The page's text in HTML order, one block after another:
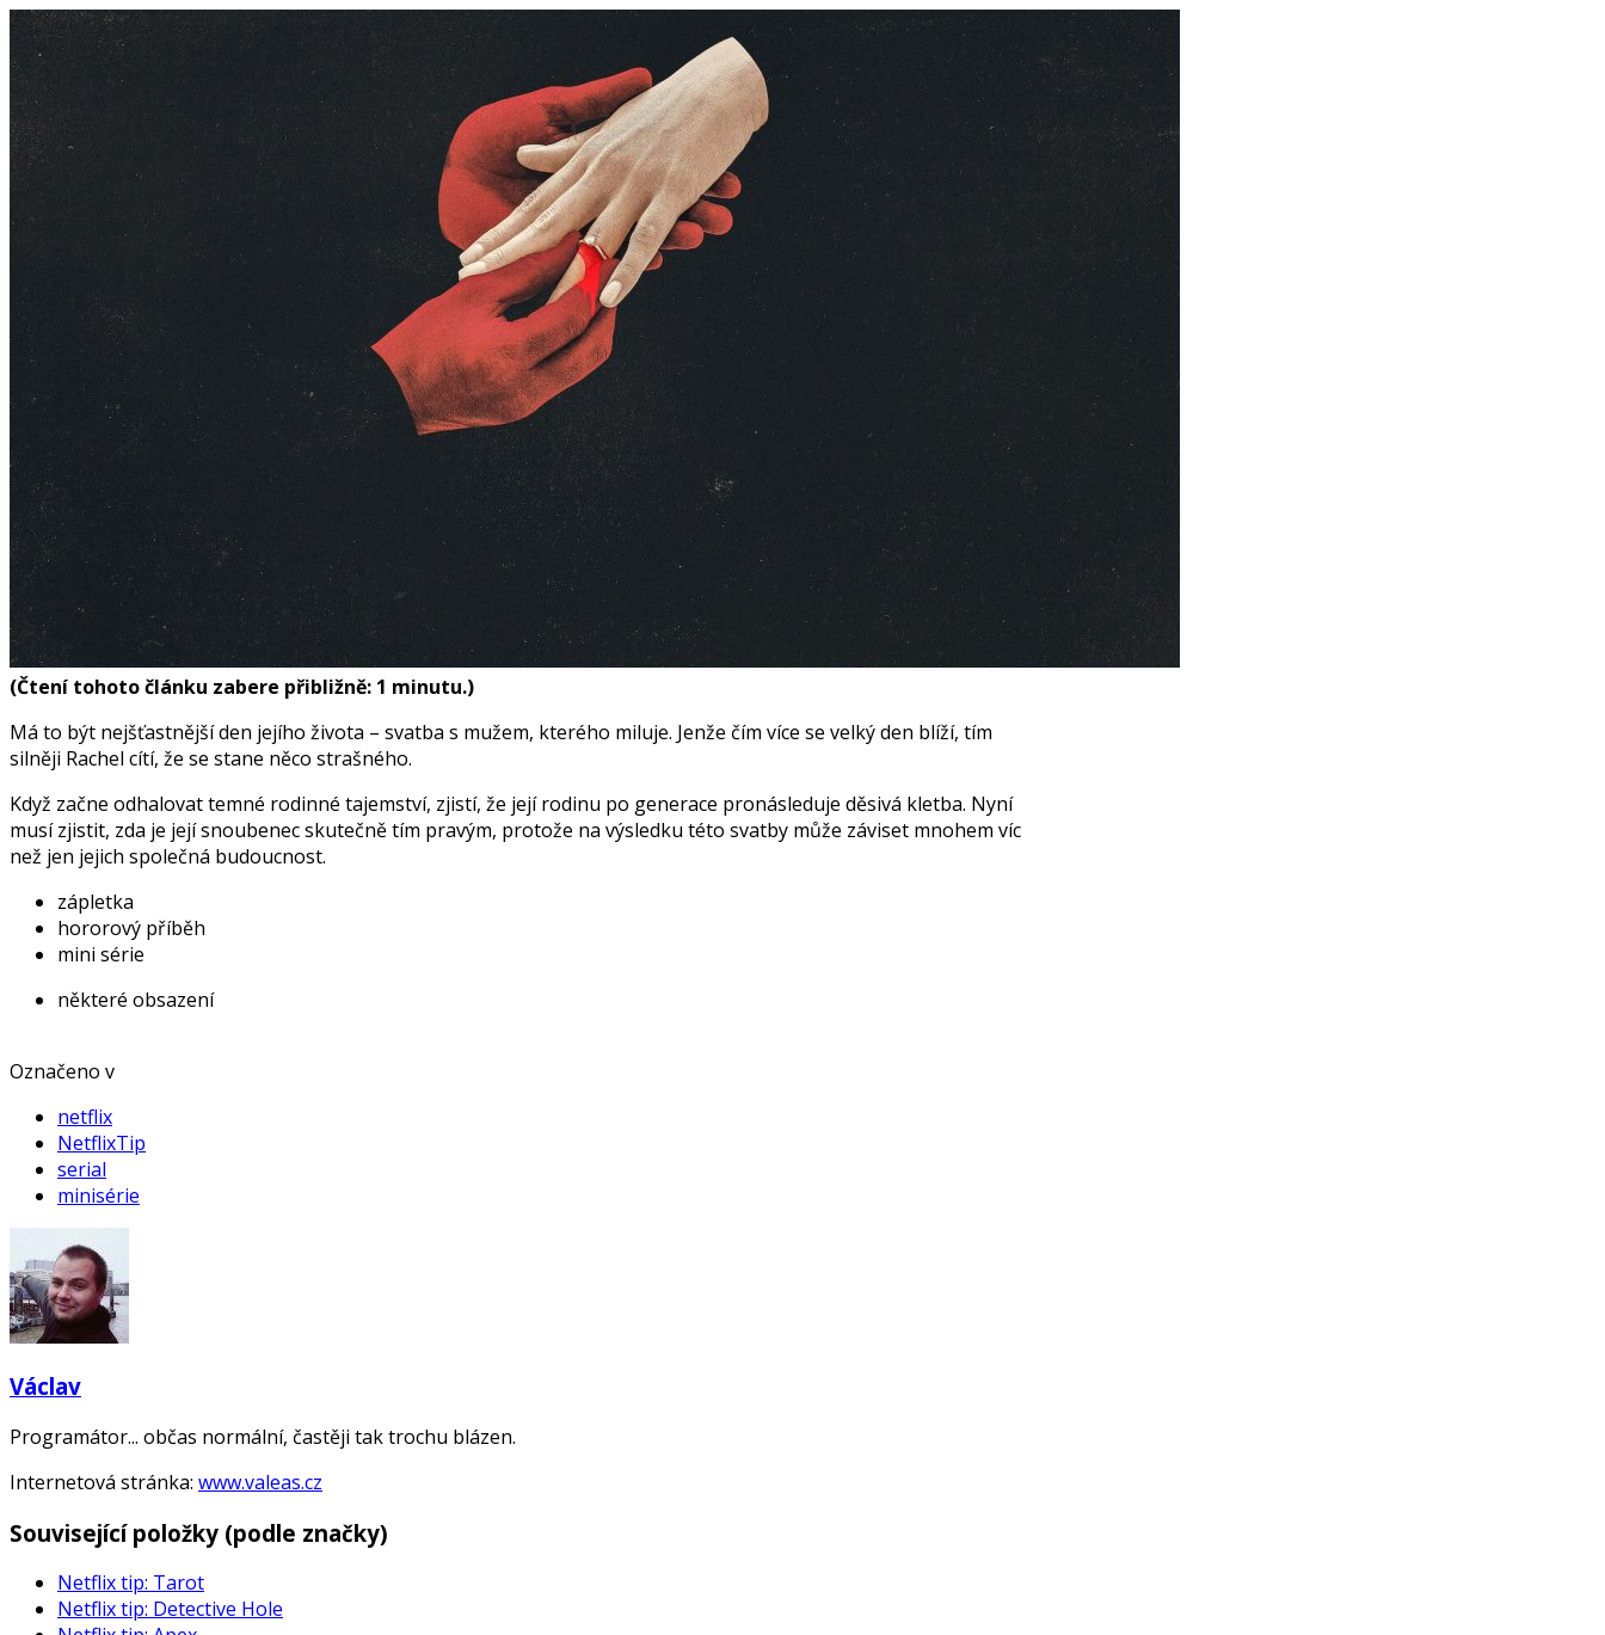
(Čtení tohoto článku zabere přibližně: 1 minutu.)
Má to být nejšťastnější den jejího života – svatba s mužem, kterého miluje. Jenže čím více se velký den blíží, tím
silněji Rachel cítí, že se stane něco strašného.
Když začne odhalovat temné rodinné tajemství, zjistí, že její rodinu po generace pronásleduje děsivá kletba. Nyní
musí zjistit, zda je její snoubenec skutečně tím pravým, protože na výsledku této svatby může záviset mnohem víc
než jen jejich společná budoucnost.
zápletka
hororový příběh
mini série
některé obsazení
Označeno v
netflix
NetflixTip
serial
minisérie
Václav
Programátor... občas normální, častěji tak trochu blázen.
Internetová stránka: www.valeas.cz
Související položky (podle značky)
Netflix tip: Tarot
Netflix tip: Detective Hole